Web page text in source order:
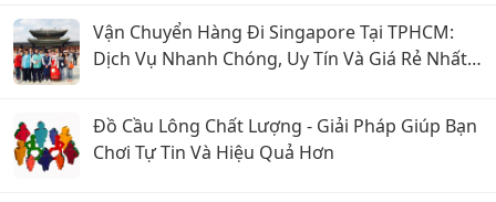
Vận Chuyển Hàng Đi Singapore Tại TPHCM:
Dịch Vụ Nhanh Chóng, Uy Tín Và Giá Rẻ Nhất
Đồ Cầu Lông Chất Lượng - Giải Pháp Giúp Bạn
Chơi Tự Tin Và Hiệu Quả Hơn